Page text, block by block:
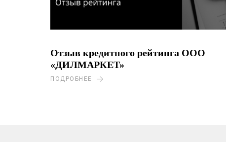
Отзыв кредитного рейтинга ООО
«ДИЛМАРКЕТ»
ПОДРОБНЕЕ